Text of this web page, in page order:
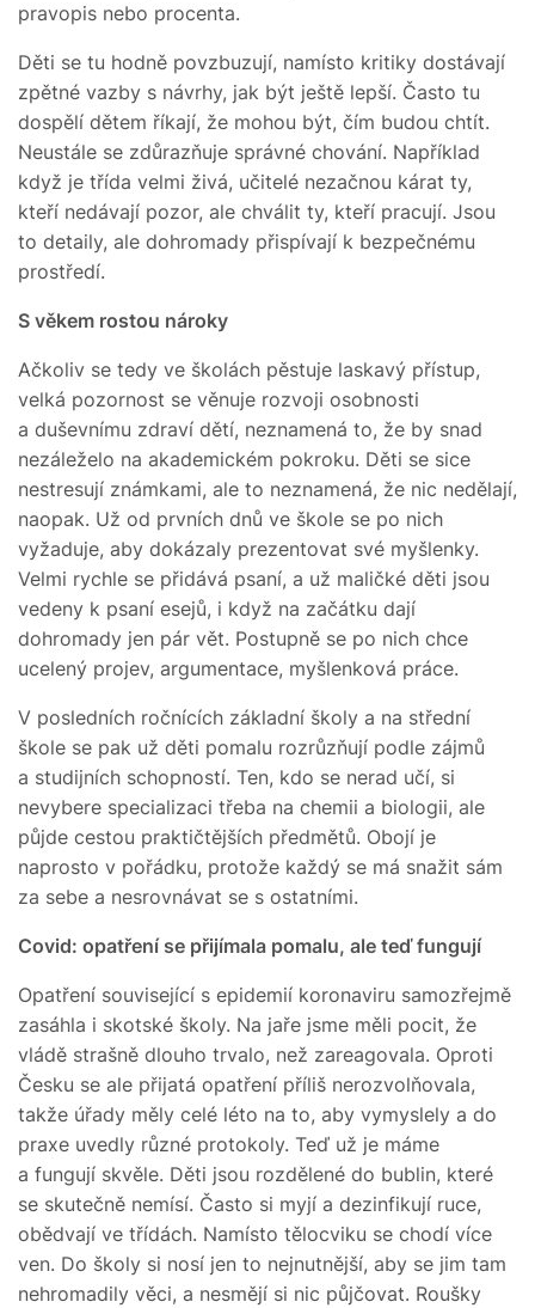
pravopis nebo procenta.
Děti se tu hodně povzbuzují, namísto kritiky dostávají
zpětné vazby s návrhy, jak být ještě lepší. Často tu
dospělí dětem říkají, že mohou být, čím budou chtít.
Neustále se zdůrazňuje správné chování. Například
když je třída velmi živá, učitelé nezačnou kárat ty,
kteří nedávají pozor, ale chválit ty, kteří pracují. Jsou
to detaily, ale dohromady přispívají k bezpečnému
prostředí.
S věkem rostou nároky
Ačkoliv se tedy ve školách pěstuje laskavý přístup,
velká pozornost se věnuje rozvoji osobnosti
a duševnímu zdraví dětí, neznamená to, že by snad
nezáleželo na akademickém pokroku. Děti se sice
nestresují známkami, ale to neznamená, že nic nedělají,
naopak. Už od prvních dnů ve škole se po nich
vyžaduje, aby dokázaly prezentovat své myšlenky.
Velmi rychle se přidává psaní, a už maličké děti jsou
vedeny k psaní esejů, i když na začátku dají
dohromady jen pár vět. Postupně se po nich chce
ucelený projev, argumentace, myšlenková práce.
V posledních ročnících základní školy a na střední
škole se pak už děti pomalu rozrůzňují podle zájmů
a studijních schopností. Ten, kdo se nerad učí, si
nevybere specializaci třeba na chemii a biologii, ale
půjde cestou praktičtějších předmětů. Obojí je
naprosto v pořádku, protože každý se má snažit sám
za sebe a nesrovnávat se s ostatními.
Covid: opatření se přijímala pomalu, ale teď fungují
Opatření související s epidemií koronaviru samozřejmě
zasáhla i skotské školy. Na jaře jsme měli pocit, že
vládě strašně dlouho trvalo, než zareagovala. Oproti
Česku se ale přijatá opatření příliš nerozvolňovala,
takže úřady měly celé léto na to, aby vymyslely a do
praxe uvedly různé protokoly. Teď už je máme
a fungují skvěle. Děti jsou rozdělené do bublin, které
se skutečně nemísí. Často si myjí a dezinfikují ruce,
obědvají ve třídách. Namísto tělocviku se chodí více
ven. Do školy si nosí jen to nejnutnější, aby se jim tam
nehromadily věci, a nesmějí si nic půjčovat. Roušky